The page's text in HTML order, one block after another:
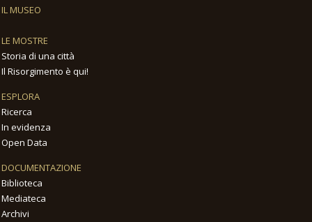
IL MUSEO
LE MOSTRE
Storia di una città
Il Risorgimento è qui!
ESPLORA
Ricerca
In evidenza
Open Data
DOCUMENTAZIONE
Biblioteca
Mediateca
Archivi